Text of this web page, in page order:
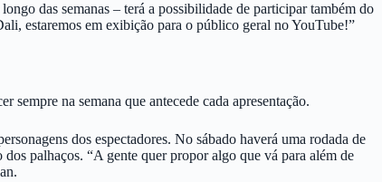
das semanas – terá a possibilidade de participar também do
estaremos em exibição para o público geral no YouTube!”
na semana que antecede cada apresentação.
dos espectadores. No sábado haverá uma rodada de
palhaços. “A gente quer propor algo que vá para além de